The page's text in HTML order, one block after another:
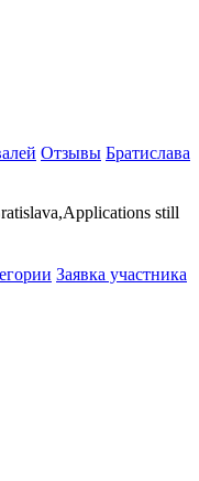
Отзывы Братислава
still
Заявка участника